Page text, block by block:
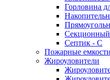
Горловина
Секционный
Септик - С
Пожарные емкости
Жироуловители